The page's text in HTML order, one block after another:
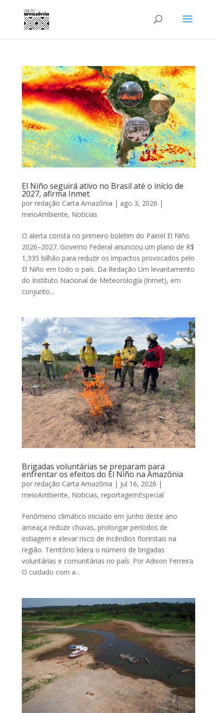
El Niño seguirá ativo no Brasil até o início de
2027, afirma Inmet
por redação Carta Amazônia | ago 3, 2026 |
meioAmbiente, Noticias
O alerta consta no primeiro boletim do Painel El Niño
2026–2027. Governo Federal anunciou um plano de R$
1,335 bilhão para reduzir os impactos provocados pelo
El Niño em todo o país. Da Redação Um levantamento
do Instituto Nacional de Meteorologia (Inmet), em
conjunto...
Brigadas voluntárias se preparam para
enfrentar os efeitos do El Niño na Amazônia
por redação Carta Amazônia | jul 16, 2026 |
meioAmbiente, Noticias, reportagemEspecial
Fenômeno climático iniciado em junho deste ano
ameaça reduzir chuvas, prolongar períodos de
estiagem e elevar risco de incêndios florestais na
região. Território lidera o número de brigadas
voluntárias e comunitárias no país. Por Adison Ferreira
O cuidado com a...